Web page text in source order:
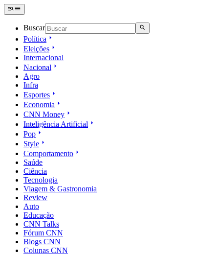
Buscar
Política
Eleições
Internacional
Nacional
Agro
Infra
Esportes
Economia
CNN Money
Inteligência Artificial
Pop
Style
Comportamento
Saúde
Ciência
Tecnologia
Viagem & Gastronomia
Review
Auto
Educação
CNN Talks
Fórum CNN
Blogs CNN
Colunas CNN